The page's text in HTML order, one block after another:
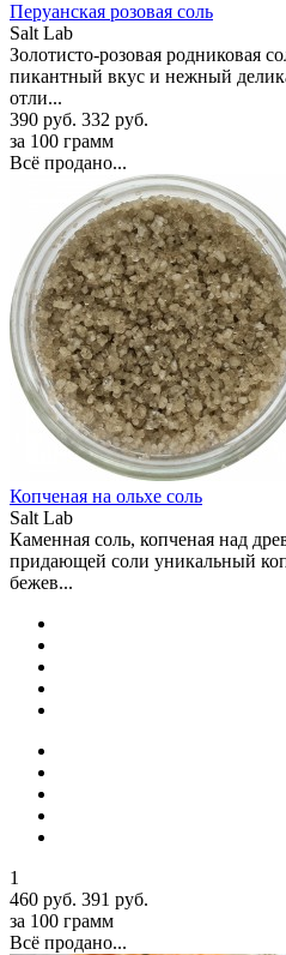
Перуанская розовая соль
Salt Lab
Золотисто-розовая родниковая
пикантный вкус и нежный
отли...
390 руб. 332 руб.
за 100 грамм
Всё продано...
Копченая на ольхе соль
Salt Lab
Каменная соль, копченая над
придающей соли уникальный
бежев...
1
460 руб. 391 руб.
за 100 грамм
Всё продано...